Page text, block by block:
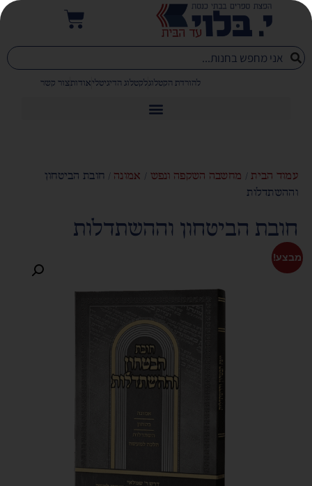
להורדת הקטלוגלקטלוג הדיגיטליאודותצור קשר
עמוד הבית/ מחשבה השקפה ונפש / אמונה / חובת הביטחון
וההשתדלות
חובת הביטחון וההשתדלות
מבצע!